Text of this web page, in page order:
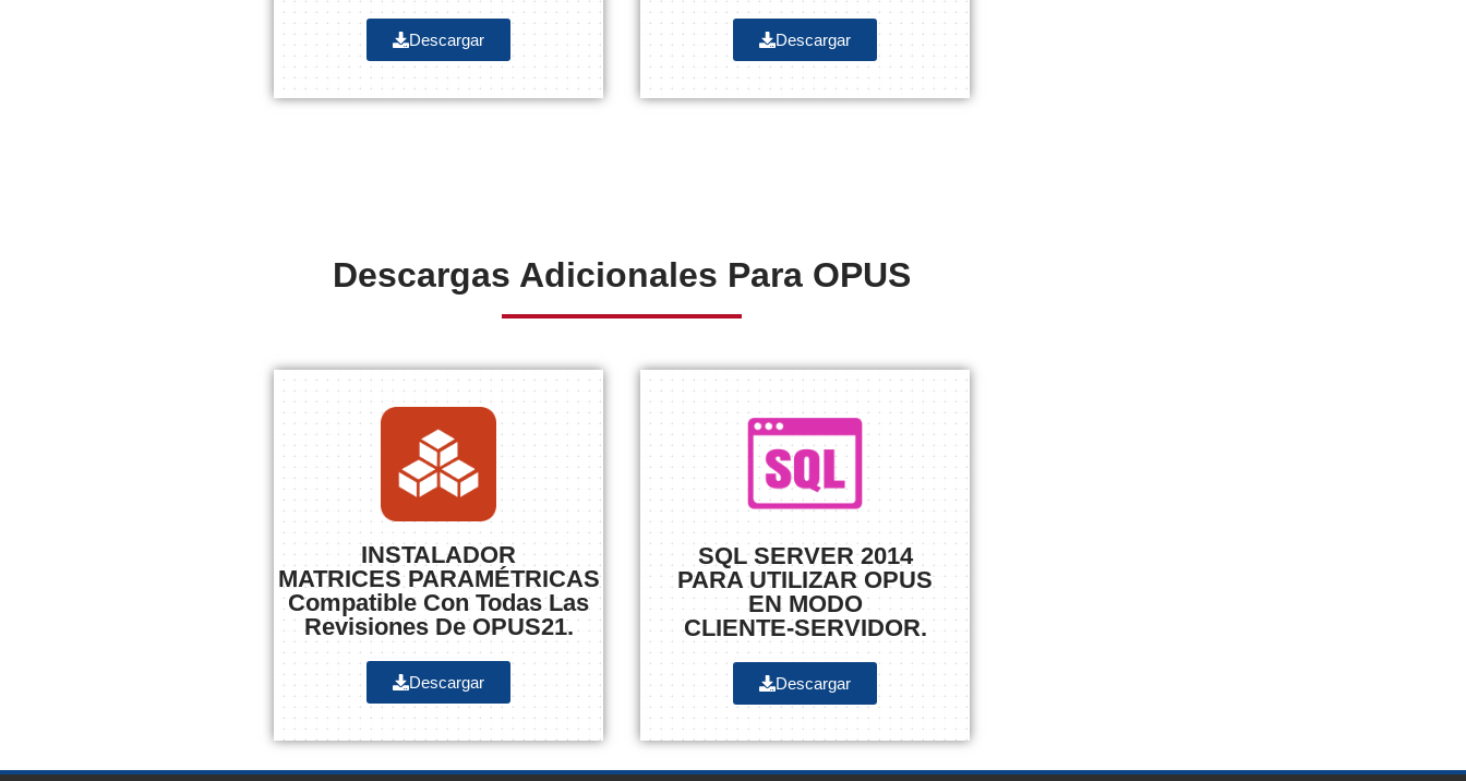
Descargar Descargar
Descargas Adicionales Para OPUS
INSTALADOR
MATRICES PARAMÉTRICAS
Compatible Con Todas Las
Revisiones De OPUS21.
Descargar
SQL SERVER 2014
PARA UTILIZAR OPUS
EN MODO
CLIENTE-SERVIDOR.
Descargar